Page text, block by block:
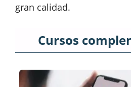
gran calidad.
Cursos